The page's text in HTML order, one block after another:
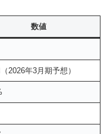
数値
2026年3月期予想）